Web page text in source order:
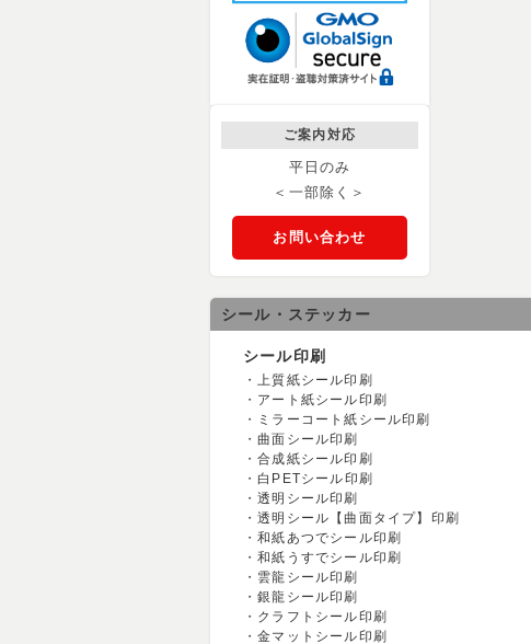
ご案内対応
平日のみ
＜一部除く＞
お問い合わせ
シール・ステッカー
シール印刷
上質紙シール印刷
アート紙シール印刷
ミラーコート紙シール印刷
曲面シール印刷
合成紙シール印刷
白PETシール印刷
透明シール印刷
透明シール【曲面タイプ】印刷
和紙あつでシール印刷
和紙うすでシール印刷
雲龍シール印刷
銀龍シール印刷
クラフトシール印刷
金マットシール印刷